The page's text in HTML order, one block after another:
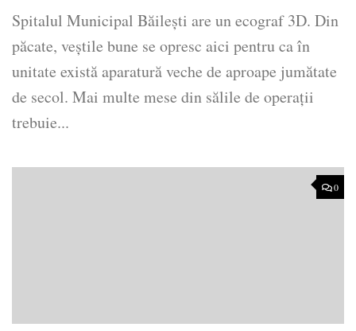
Spitalul Municipal Băilești are un ecograf 3D. Din
păcate, veștile bune se opresc aici pentru ca în
unitate există aparatură veche de aproape jumătate
de secol. Mai multe mese din sălile de operații
trebuie...
0